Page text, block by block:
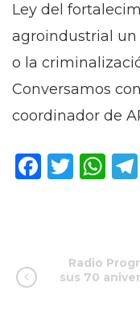
Ley del
agroindustrial
o la
Conversamos
coordinador de
Radio
sus 70